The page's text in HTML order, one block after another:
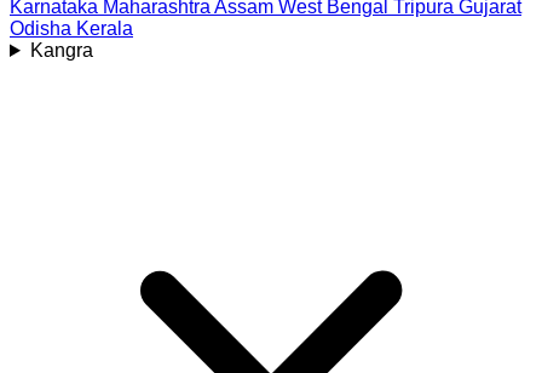
Karnataka Maharashtra Assam West Bengal Tripura Gujarat
Odisha Kerala
Kangra